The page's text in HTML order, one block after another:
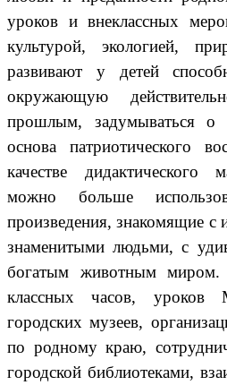
уроков и внеклассных
культурой, экологией,
развивают у детей
окружающую
прошлым, задумываться
основа патриотического
качестве дидактического
можно больше
произведения, знакомящие с
знаменитыми людьми, с
богатым животным миром.
классных часов, уроков
городских музеев,
по родному краю,
городской библиотеками,